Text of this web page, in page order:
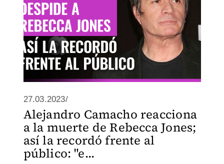
27.03.2023/
Alejandro Camacho reacciona
a la muerte de Rebecca Jones;
así la recordó frente al
público: "e...